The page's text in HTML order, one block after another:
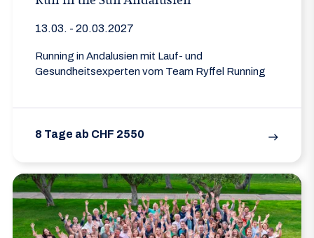
13.03. - 20.03.2027
Running in Andalusien mit Lauf- und
Gesundheitsexperten vom Team Ryffel Running
8 Tage ab CHF 2550 east